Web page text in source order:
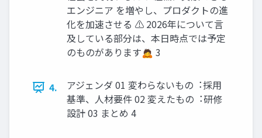
エンジニア を増やし、プロダクトの進
化を加速させる ⚠ 2026年について⾔
及している部分は、本⽇時点では予定
のものがあります🙇 3
4.
アジェンダ 01 変わらないもの︓採⽤
基準、⼈材要件 02 変えたもの︓研修
設計 03 まとめ 4